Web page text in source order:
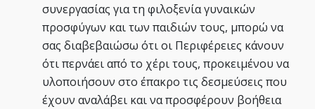
συνεργασίας για τη φιλοξενία γυναικών
προσφύγων και των παιδιών τους, μπορώ να
σας διαβεβαιώσω ότι οι Περιφέρειες κάνουν
ότι περνάει από το χέρι τους, προκειμένου να
υλοποιήσουν στο έπακρο τις δεσμεύσεις που
έχουν αναλάβει και να προσφέρουν βοήθεια